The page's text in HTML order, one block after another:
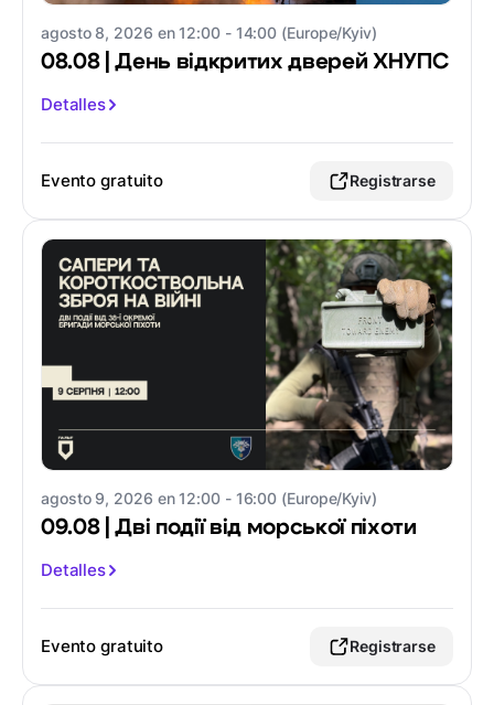
agosto 8, 2026 en 12:00 - 14:00 (Europe/Kyiv)
08.08 | День відкритих дверей ХНУПС
Detalles
Evento gratuito Registrarse
agosto 9, 2026 en 12:00 - 16:00 (Europe/Kyiv)
09.08 | Дві події від морської піхоти
Detalles
Evento gratuito Registrarse